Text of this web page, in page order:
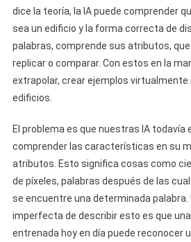
dice la teoría, la IA puede comprender
sea un edificio y la forma correcta de
palabras, comprende sus atributos,
replicar o comparar. Con estos en la
extrapolar, crear ejemplos virtualmente
edificios.
El problema es que nuestras IA
comprender las características en su
atributos. Esto significa cosas como
de píxeles, palabras después de las
se encuentre una determinada
imperfecta de describir esto es que
entrenada hoy en día puede reconocer